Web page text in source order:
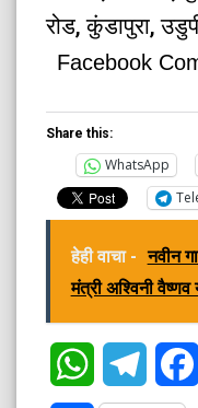
रोड, कुंडापुरा,
Facebook
Share this:
WhatsApp
हेही वाचा - नवीन
मंत्री अश्विनी वैष्णव
WhatsApp